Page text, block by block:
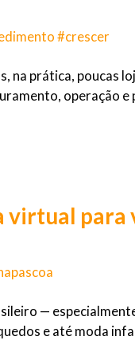
#crescer
prática, poucas
operação e
virtual para
—
e até moda